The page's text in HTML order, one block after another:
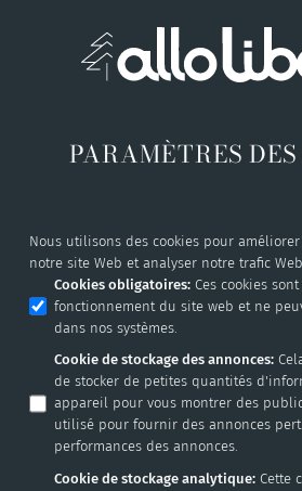
PARAMÈTRES
Nous utilisons des cookies pour
notre site Web et analyser notre trafic Web.
Cookies obligatoires: Ces cookies
fonctionnement du site web et ne
dans nos systèmes.
Cookie de stockage des annonces:
de stocker de petites quantités
appareil pour vous montrer des
utilisé pour fournir des annonces
performances des annonces.
Cookie de stockage analytique: Cette